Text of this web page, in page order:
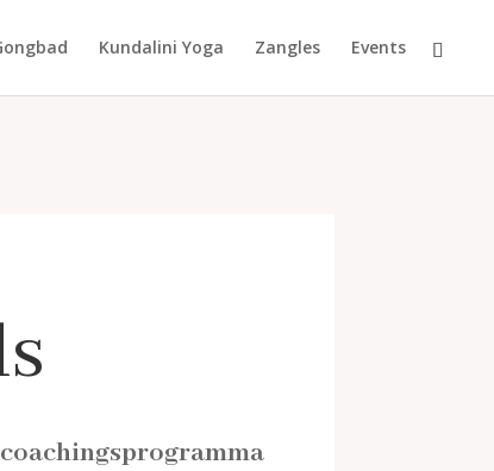
Kundalini Yoga Zangles Events